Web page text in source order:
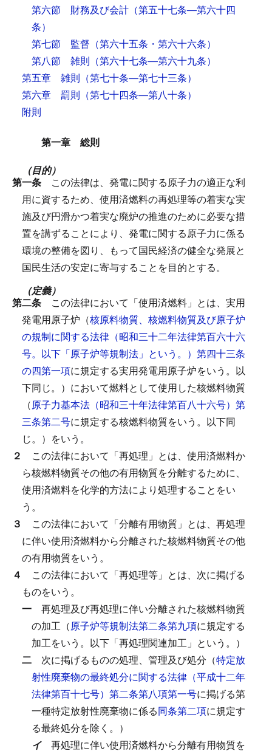
第六節 財務及び会計 （第五十七条―第六十四
条）
第七節 監督 （第六十五条・第六十六条）
第八節 雑則 （第六十七条―第六十九条）
第五章 雑則 （第七十条―第七十三条）
第六章 罰則 （第七十四条―第八十条）
附則
第一章 総則
（目的）
第一条 この法律は、発電に関する原子力の適正な利
用に資するため、使用済燃料の再処理等の着実な実
施及び円滑かつ着実な廃炉の推進のために必要な措
置を講ずることにより、発電に関する原子力に係る
環境の整備を図り、もって国民経済の健全な発展と
国民生活の安定に寄与することを目的とする。
（定義）
第二条 この法律において「使用済燃料」とは、実用
発電用原子炉（核原料物質、核燃料物質及び原子炉
の規制に関する法律（昭和三十二年法律第百六十六
号。以下「原子炉等規制法」という。）第四十三条
の四第一項に規定する実用発電用原子炉をいう。以
下同じ。）において燃料として使用した核燃料物質
（原子力基本法（昭和三十年法律第百八十六号）第
三条第二号に規定する核燃料物質をいう。以下同
じ。）をいう。
２ この法律において「再処理」とは、使用済燃料か
ら核燃料物質その他の有用物質を分離するために、
使用済燃料を化学的方法により処理することをい
う。
３ この法律において「分離有用物質」とは、再処理
に伴い使用済燃料から分離された核燃料物質その他
の有用物質をいう。
４ この法律において「再処理等」とは、次に掲げる
ものをいう。
一 再処理及び再処理に伴い分離された核燃料物質
の加工（原子炉等規制法第二条第九項に規定する
加工をいう。以下「再処理関連加工」という。）
二 次に掲げるものの処理、管理及び処分（特定放
射性廃棄物の最終処分に関する法律（平成十二年
法律第百十七号）第二条第八項第一号に掲げる第
一種特定放射性廃棄物に係る同条第二項に規定す
る最終処分を除く。）
イ 再処理に伴い使用済燃料から分離有用物質を